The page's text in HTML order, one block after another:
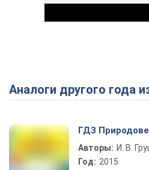
Аналоги другого года
ГДЗ
Авторы: И. В.
Год: 2015